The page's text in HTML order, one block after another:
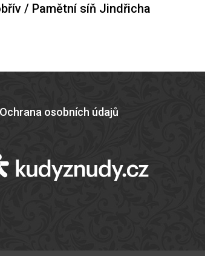
/ Pamětní síň Jindřicha
Ochrana osobních údajů